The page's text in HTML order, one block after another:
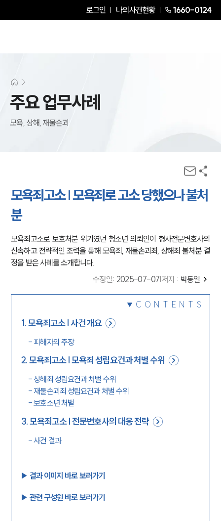
로그인 나의사건현황 1660-0124
주요 업무사례
모욕, 상해, 재물손괴
모욕죄고소 | 모욕죄로 고소 당했으나 불처
분
모욕죄고소로 보호처분 위기였던 청소년 의뢰인이 형사전문변호사의
신속하고 전략적인 조력을 통해 모욕죄, 재물손괴죄, 상해죄 불처분 결
정을 받은 사례를 소개합니다.
수정일: 2025-07-07 저자 : 박동일
CONTENTS
1.모욕죄고소 | 사건 개요
- 피해자의 주장
2.모욕죄고소 | 모욕죄 성립요건과 처벌 수위
- 상해죄 성립요건과 처벌 수위
- 재물손괴죄 성립요건과 처벌 수위
-보호소년 처벌
3.모욕죄고소 | 전문변호사의 대응 전략
-사건 결과
▶︎ 결과 이미지 바로 보러가기
▶︎ 관련 구성원 바로 보러가기